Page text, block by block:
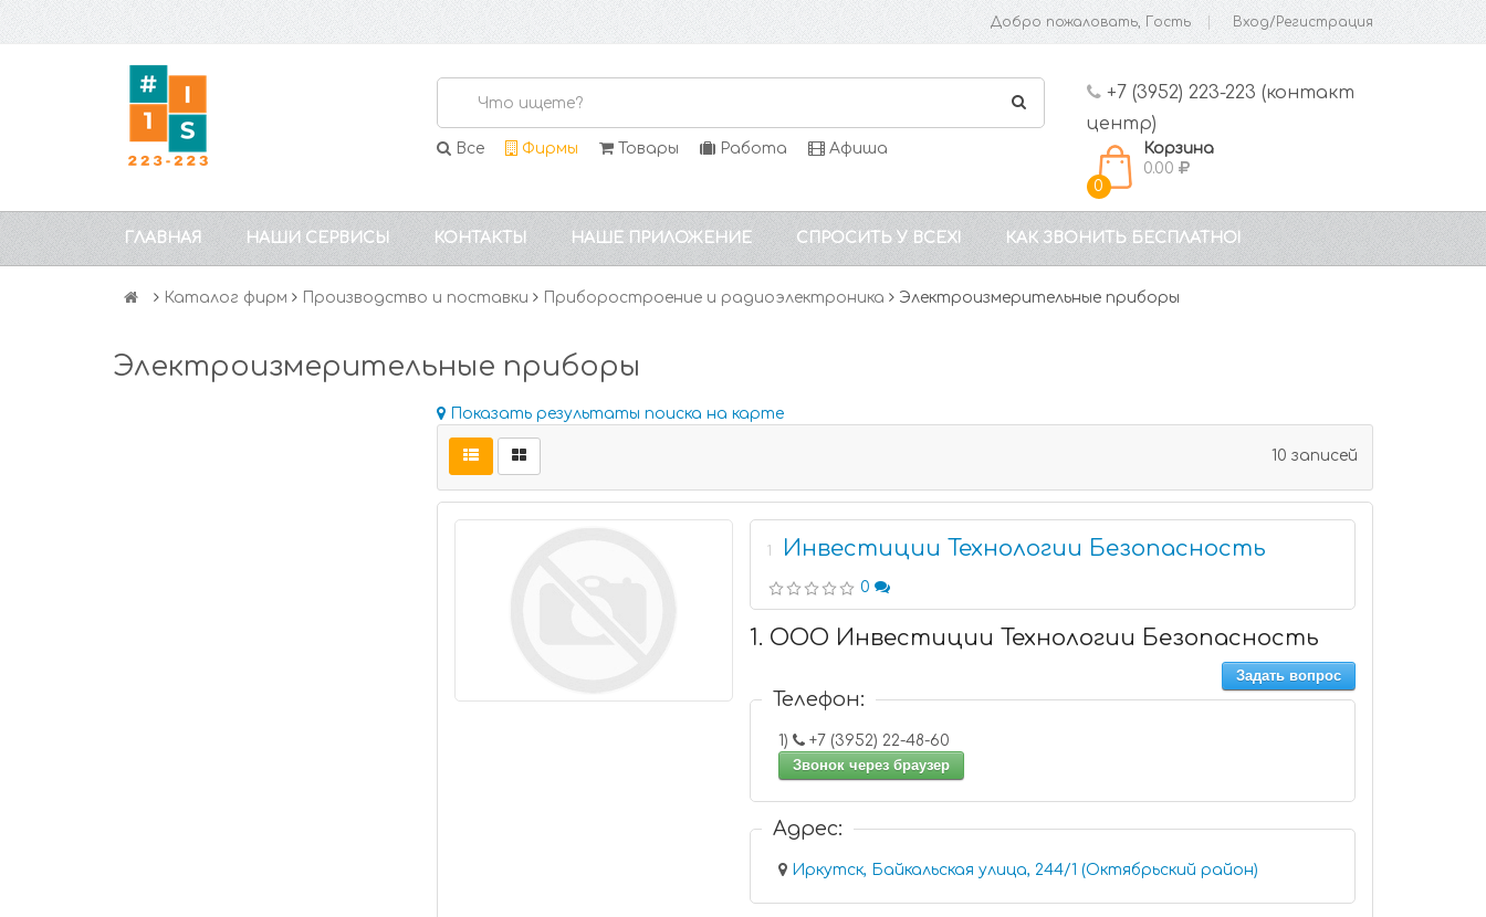
Добро пожаловать, Гость Вход/Регистрация
Все Фирмы Товары Работа Афиша
+7 (3952) 223-223 (контакт
центр)
0
Корзина
0.00
ГЛАВНАЯ НАШИ СЕРВИСЫ КОНТАКТЫ НАШЕ ПРИЛОЖЕНИЕ СПРОСИТЬ У ВСЕХ! КАК ЗВОНИТЬ БЕСПЛАТНО!
Каталог фирм Производство и поставки Приборостроение и радиоэлектроника Электроизмерительные приборы
Электроизмерительные приборы
Показать результаты поиска на карте
10 записей
1 Инвестиции Технологии Безопасность
0
1. ООО Инвестиции Технологии Безопасность
Задать вопрос
Телефон:
1)
+7 (3952) 22-48-60
Звонок через браузер
Адрес:
Иркутск, Байкальская улица, 244/1 (Октябрьский район)